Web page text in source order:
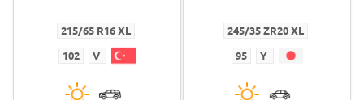
215/65 R16 XL
102 V
245/35 ZR20 XL
95 Y